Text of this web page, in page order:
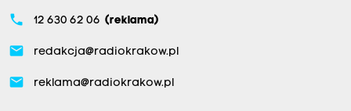
phone 12 630 62 06 (reklama)
email redakcja@radiokrakow.pl
email reklama@radiokrakow.pl